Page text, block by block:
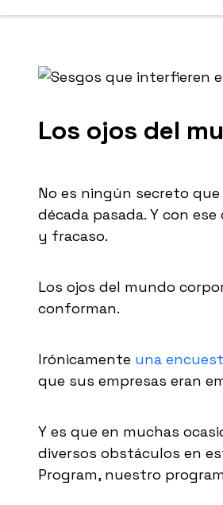
Los ojos del
No es ningún secreto
década pasada. Y con
y fracaso.
Los ojos del mundo
conforman.
Irónicamente una
que sus empresas eran
Y es que en muchas
diversos obstáculos en
Program, nuestro